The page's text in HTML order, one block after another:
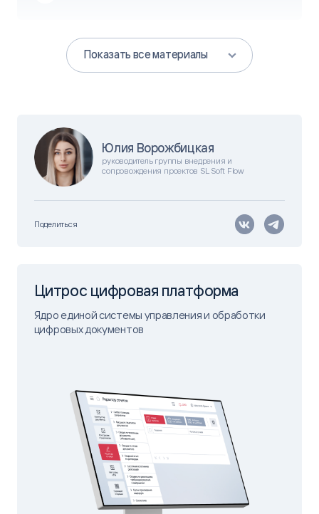
Юлия Ворожбицкая
руководитель группы внедрения и
сопровождения проектов SL Soft Flow
Поделиться
Показать все материалы
Цитрос цифровая платформа
Ядро единой системы управления и обработки
цифровых документов